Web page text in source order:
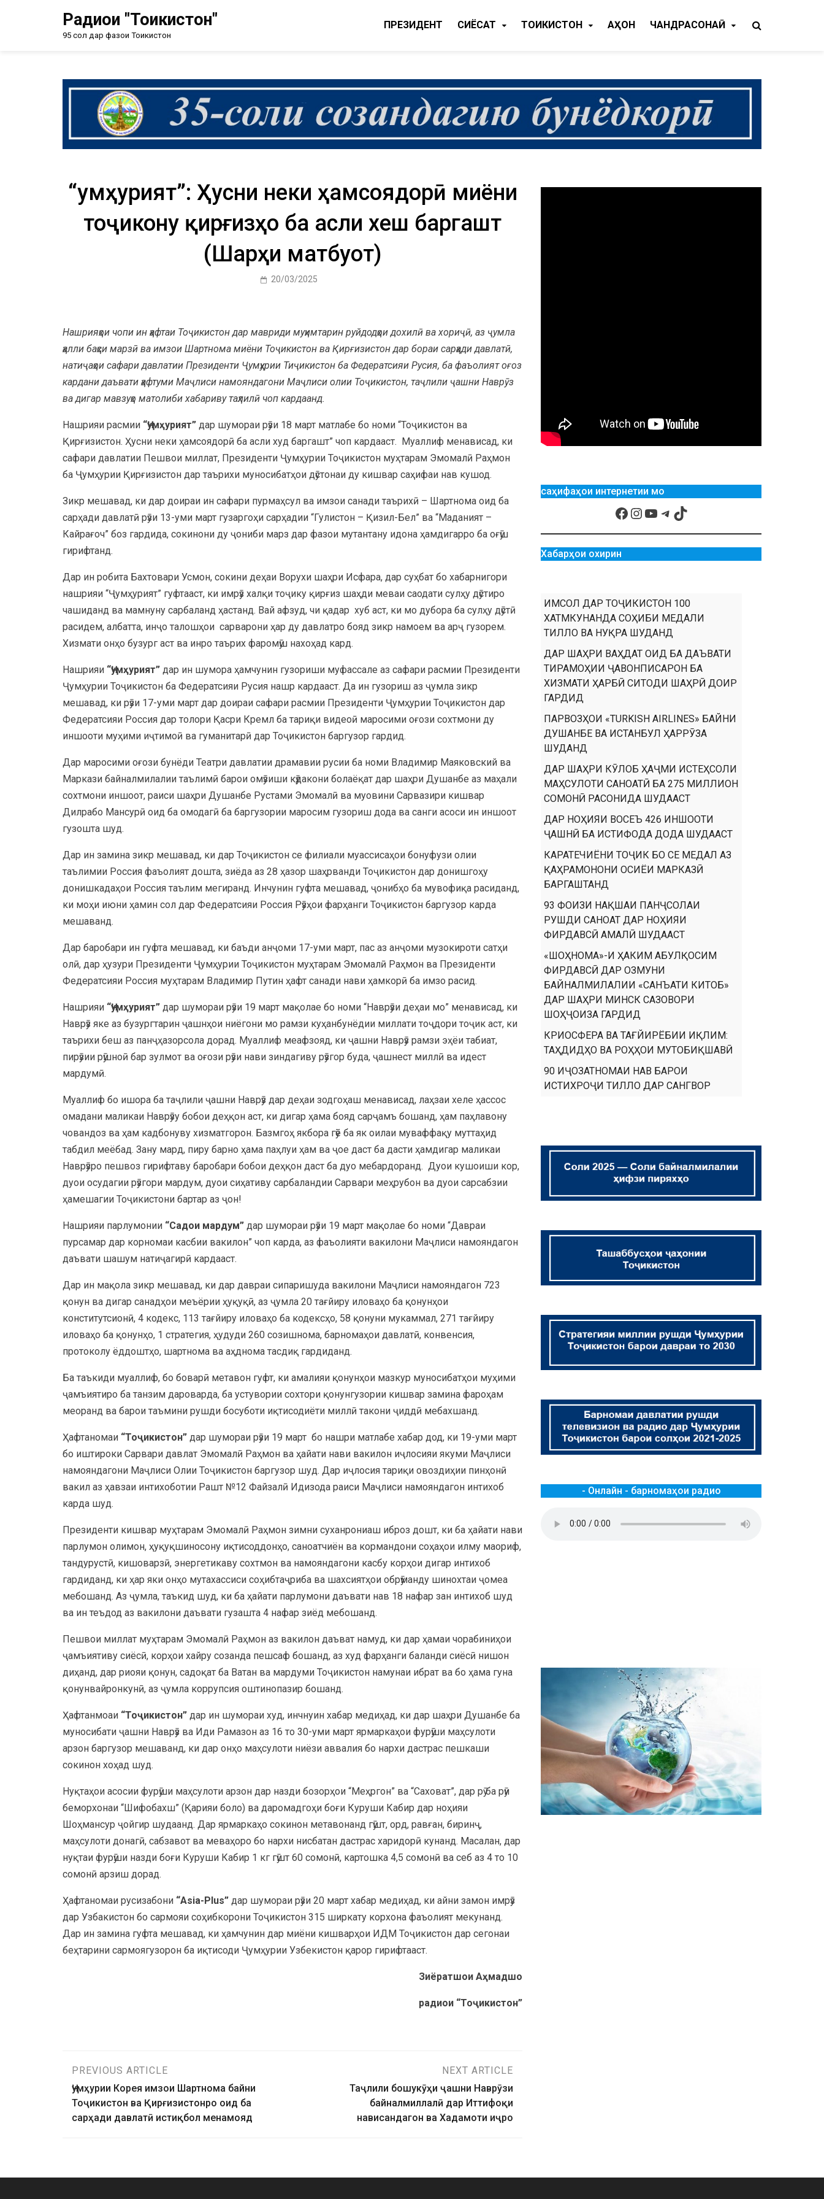
Радиои "Тоҷикистон"
95 сол дар фазои Тоҷикистон
ПРЕЗИДЕНТ CИЁСАТ ТОҶИКИСТОН ҶАҲОН ЧАНДРАСОНАӢ
“Ҷумҳурият”: Ҳусни неки ҳамсоядорӣ миёни
тоҷикону қирғизҳо ба асли хеш баргашт
(Шарҳи матбуот)
20/03/2025
Нашрияҳои чопи ин ҳафтаи Тоҷикистон дар мавриди муҳимтарин руйдодҳои дохилӣ ва хориҷӣ, аз ҷумла
ҳалли баҳси марзӣ ва имзои Шартнома миёни Тоҷикистон ва Қирғизистон дар бораи сарҳади давлатӣ,
натиҷаҳои сафари давлатии Президенти Ҷумҳурии Тиҷикистон ба Федератсияи Русия, ба фаъолият оғоз
кардани даъвати ҳафтуми Маҷлиси намояндагони Маҷлиси олии Тоҷикистон, таҷлили ҷашни Наврӯз
ва дигар мавзуҳо матолиби хабариву таҳлилӣ чоп кардаанд.
Нашрияи расмии “Ҷумҳурият” дар шумораи рӯзи 18 март матлабе бо номи “Тоҷикистон ва
Қирғизистон. Ҳусни неки ҳамсоядорӣ ба асли худ баргашт” чоп кардааст. Муаллиф менависад, ки
сафари давлатии Пешвои миллат, Президенти Ҷумҳурии Тоҷикистон муҳтарам Эмомалӣ Раҳмон
ба Ҷумҳурии Қирғизистон дар таърихи муносибатҳои дӯстонаи ду кишвар саҳифаи нав кушод.
Зикр мешавад, ки дар доираи ин сафари пурмаҳсул ва имзои санади таърихӣ – Шартнома оид ба
сарҳади давлатӣ рӯзи 13-уми март гузаргоҳи сарҳадии “Гулистон – Қизил-Бел” ва “Маданият –
Кайрағоч” боз гардида, сокинони ду ҷониби марз дар фазои мутантану идона ҳамдигарро ба оғӯш
гирифтанд.
Дар ин робита Бахтовари Усмон, сокини деҳаи Ворухи шаҳри Исфара, дар суҳбат бо хабарнигори
нашрияи “Ҷумҳурият” гуфтааст, ки имрӯз халқи тоҷику қирғиз шаҳди меваи саодати сулҳу дӯстиро
чашиданд ва мамнуну сарбаланд ҳастанд. Вай афзуд, чи қадар хуб аст, ки мо дубора ба сулҳу дӯстӣ
расидем, албатта, инҷо талошҳои сарварони ҳар ду давлатро бояд зикр намоем ва арҷ гузорем.
Хизмати онҳо бузург аст ва инро таърих фаромӯш нахоҳад кард.
Нашрияи “Ҷумҳурият” дар ин шумора ҳамчунин гузориши муфассале аз сафари расмии Президенти
Ҷумҳурии Тоҷикистон ба Федератсияи Русия нашр кардааст. Да ин гузориш аз ҷумла зикр
мешавад, ки рӯзи 17-уми март дар доираи сафари расмии Президенти Ҷумҳурии Тоҷикистон дар
Федератсияи Россия дар толори Қасри Кремл ба тариқи видеоӣ маросими оғози сохтмони ду
иншооти муҳими иҷтимоӣ ва гуманитарӣ дар Тоҷикистон баргузор гардид.
Дар маросими оғози бунёди Театри давлатии драмавии русии ба номи Владимир Маяковский ва
Маркази байналмилалии таълимӣ барои омӯзиши кӯдакони болаёқат дар шаҳри Душанбе аз маҳали
сохтмони иншоот, раиси шаҳри Душанбе Рустами Эмомалӣ ва муовини Сарвазири кишвар
Дилрабо Мансурӣ оид ба омодагӣ ба баргузории маросим гузориш дода ва санги асоси ин иншоот
гузошта шуд.
Дар ин замина зикр мешавад, ки дар Тоҷикистон се филиали муассисаҳои бонуфузи олии
таълимии Россия фаъолият дошта, зиёда аз 28 ҳазор шаҳрванди Тоҷикистон дар донишгоҳу
донишкадаҳои Россия таълим мегиранд. Инчунин гуфта мешавад, ҷонибҳо ба мувофиқа расиданд,
ки моҳи июни ҳамин сол дар Федератсияи Россия Рӯзҳои фарҳанги Тоҷикистон баргузор карда
мешаванд.
Дар баробари ин гуфта мешавад, ки баъди анҷоми 17-уми март, пас аз анҷоми музокироти сатҳи
олӣ, дар ҳузури Президенти Ҷумҳурии Тоҷикистон муҳтарам Эмомалӣ Раҳмон ва Президенти
Федератсияи Россия муҳтарам Владимир Путин ҳафт санади нави ҳамкорӣ ба имзо расид.
Нашрияи “Ҷумҳурият” дар шумораи рӯзи 19 март мақолае бо номи “Наврӯзи деҳаи мо” менависад, ки
Наврӯз яке аз бузургтарин ҷашнҳои ниёгони мо рамзи куҳанбунёдии миллати тоҷдори тоҷик аст, ки
таърихи беш аз панҷҳазорсола дорад. Муаллиф меафзояд, ки ҷашни Наврӯз рамзи эҳёи табиат,
пирӯзии рӯшноӣ бар зулмот ва оғози рӯзи нави зиндагиву рӯзгор буда, ҷашнест миллӣ ва идест
мардумӣ.
Муаллиф бо ишора ба таҷлили ҷашни Наврӯз дар деҳаи зодгоҳаш менависад, лаҳзаи хеле ҳассос
омадани маликаи Наврӯзу бобои деҳқон аст, ки дигар ҳама бояд сарҷамъ бошанд, ҳам паҳлавону
човандоз ва ҳам кадбонуву хизматгорон. Базмгоҳ якбора гӯё ба як оилаи муваффақу муттаҳид
табдил меёбад. Зану мард, пиру барно ҳама паҳлуи ҳам ва ҷое даст ба дасти ҳамдигар маликаи
Наврӯзро пешвоз гирифтаву баробари бобои деҳқон даст ба дуо мебардоранд. Дуои кушоиши кор,
дуои осудагии рӯзгори мардум, дуои сиҳативу сарбаландии Сарвари меҳрубон ва дуои сарсабзии
ҳамешагии Тоҷикистони бартар аз ҷон!
Нашрияи парлумонии “Садои мардум” дар шумораи рӯзи 19 март мақолае бо номи “Давраи
пурсамар дар корномаи касбии вакилон” чоп карда, аз фаъолияти вакилони Маҷлиси намояндагон
даъвати шашум натиҷагирӣ кардааст.
Дар ин мақола зикр мешавад, ки дар давраи сипаришуда вакилони Маҷлиси намояндагон 723
қонун ва дигар санадҳои меъёрии ҳуқуқӣ, аз ҷумла 20 тағйиру иловаҳо ба қонунҳои
конститутсионӣ, 4 кодекс, 113 тағйиру иловаҳо ба кодексҳо, 58 қонуни мукаммал, 271 тағйиру
иловаҳо ба қонунҳо, 1 стратегия, ҳудуди 260 созишнома, барномаҳои давлатӣ, конвенсия,
протоколу ёддоштҳо, шартнома ва аҳднома тасдиқ гардиданд.
Ба таъкиди муаллиф, бо боварӣ метавон гуфт, ки амалияи қонунҳои мазкур муносибатҳои муҳими
ҷамъиятиро ба танзим дароварда, ба устувории сохтори қонунгузории кишвар замина фароҳам
меоранд ва барои таъмини рушди босуботи иқтисодиёти миллӣ такони ҷиддӣ мебахшанд.
Ҳафтаномаи “Тоҷикистон” дар шумораи рӯзи 19 март бо нашри матлабе хабар дод, ки 19-уми март
бо иштироки Сарвари давлат Эмомалӣ Раҳмон ва ҳайати нави вакилон иҷлосияи якуми Маҷлиси
намояндагони Маҷлиси Олии Тоҷикистон баргузор шуд. Дар иҷлосия тариқи овоздиҳии пинҳонӣ
вакил аз ҳавзаи интихоботии Рашт №12 Файзалӣ Идизода раиси Маҷлиси намояндагон интихоб
карда шуд.
Президенти кишвар муҳтарам Эмомалӣ Раҳмон зимни суханрониаш иброз дошт, ки ба ҳайати нави
парлумон олимон, ҳуқуқшиносону иқтисоддонҳо, саноатчиён ва кормандони соҳаҳои илму маориф,
тандурустӣ, кишоварзӣ, энергетикаву сохтмон ва намояндагони касбу корҳои дигар интихоб
гардиданд, ки ҳар яки онҳо мутахассиси соҳибтаҷриба ва шахсиятҳои обрӯманду шинохтаи ҷомеа
мебошанд. Аз ҷумла, таъкид шуд, ки ба ҳайати парлумони даъвати нав 18 нафар зан интихоб шуд
ва ин теъдод аз вакилони даъвати гузашта 4 нафар зиёд мебошанд.
Пешвои миллат муҳтарам Эмомалӣ Раҳмон аз вакилон даъват намуд, ки дар ҳамаи чорабиниҳои
ҷамъиятиву сиёсӣ, корҳои хайру созанда пешсаф бошанд, аз худ фарҳанги баланди сиёсӣ нишон
диҳанд, дар риояи қонун, садоқат ба Ватан ва мардуми Тоҷикистон намунаи ибрат ва бо ҳама гуна
қонунвайронкунӣ, аз ҷумла коррупсия оштинопазир бошанд.
Ҳафтанмоаи “Тоҷикистон” дар ин шумораи худ, инчнуин хабар медиҳад, ки дар шаҳри Душанбе ба
муносибати ҷашни Наврӯз ва Иди Рамазон аз 16 то 30-уми март ярмаркаҳои фурӯши маҳсулоти
арзон баргузор мешаванд, ки дар онҳо маҳсулоти ниёзи аввалия бо нархи дастрас пешкаши
сокинон хоҳад шуд.
Нуқтаҳои асосии фурӯши маҳсулоти арзон дар назди бозорҳои “Меҳргон” ва “Саховат”, дар рӯ ба рӯи
беморхонаи “Шифобахш” (Қарияи боло) ва даромадгоҳи боғи Куруши Кабир дар ноҳияи
Шоҳмансур ҷойгир шудаанд. Дар ярмаркаҳо сокинон метавонанд гӯшт, орд, равған, биринҷ,
маҳсулоти донагӣ, сабзавот ва меваҳоро бо нархи нисбатан дастрас харидорӣ кунанд. Масалан, дар
нуқтаи фурӯши назди боғи Куруши Кабир 1 кг гӯшт 60 сомонӣ, картошка 4,5 сомонӣ ва себ аз 4 то 10
сомонӣ арзиш дорад.
Ҳафтаномаи русизабони “Asia-Plus” дар шумораи рӯзи 20 март хабар медиҳад, ки айни замон имрӯз
дар Узбакистон бо сармояи соҳибкорони Тоҷикистон 315 ширкату корхона фаъолият мекунанд.
Дар ин замина гуфта мешавад, ки ҳамчунин дар миёни кишварҳои ИДМ Тоҷикистон дар сегонаи
беҳтарини сармоягузорон ба иқтисоди Ҷумҳурии Узбекистон қарор гирифтааст.
Зиёратшои Аҳмадшо
радиои “Тоҷикистон”
PREVIOUS ARTICLE
Ҷумҳурии Корея имзои Шартнома байни
Тоҷикистон ва Қирғизистонро оид ба
сарҳади давлатӣ истиқбол менамояд
NEXT ARTICLE
Таҷлили бошукӯҳи ҷашни Наврӯзи
байналмиллалӣ дар Иттифоқи
нависандагон ва Хадамоти иҷро
саҳифаҳои интернетии мо
Хабарҳои охирин
ИМСОЛ ДАР ТОҶИКИСТОН 100
ХАТМКУНАНДА СОҲИБИ МЕДАЛИ
ТИЛЛО ВА НУҚРА ШУДАНД
ДАР ШАҲРИ ВАҲДАТ ОИД БА ДАЪВАТИ
ТИРАМОҲИИ ҶАВОНПИСАРОН БА
ХИЗМАТИ ҲАРБӢ СИТОДИ ШАҲРӢ ДОИР
ГАРДИД
ПАРВОЗҲОИ «TURKISH AIRLINES» БАЙНИ
ДУШАНБЕ ВА ИСТАНБУЛ ҲАРРӮЗА
ШУДАНД
ДАР ШАҲРИ КӮЛОБ ҲАҶМИ ИСТЕҲСОЛИ
МАҲСУЛОТИ САНОАТӢ БА 275 МИЛЛИОН
СОМОНӢ РАСОНИДА ШУДААСТ
ДАР НОҲИЯИ ВОСЕЪ 426 ИНШООТИ
ҶАШНӢ БА ИСТИФОДА ДОДА ШУДААСТ
КАРАТЕЧИЁНИ ТОҶИК БО СЕ МЕДАЛ АЗ
ҚАҲРАМОНОНИ ОСИЁИ МАРКАЗӢ
БАРГАШТАНД
93 ФОИЗИ НАҚШАИ ПАНҶСОЛАИ
РУШДИ САНОАТ ДАР НОҲИЯИ
ФИРДАВСӢ АМАЛӢ ШУДААСТ
«ШОҲНОМА»-И ҲАКИМ АБУЛҚОСИМ
ФИРДАВСӢ ДАР ОЗМУНИ
БАЙНАЛМИЛАЛИИ «САНЪАТИ КИТОБ»
ДАР ШАҲРИ МИНСК САЗОВОРИ
ШОҲҶОИЗА ГАРДИД
КРИОСФЕРА ВА ТАҒЙИРЁБИИ ИҚЛИМ:
ТАҲДИДҲО ВА РОҲҲОИ МУТОБИҚШАВӢ
90 ИҶОЗАТНОМАИ НАВ БАРОИ
ИСТИХРОҶИ ТИЛЛО ДАР САНГВОР
- Онлайн - барномаҳои радио